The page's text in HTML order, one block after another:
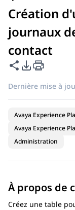
Création
journaux
contact
Partager cette
Options
Dernière mise à
Avaya Experience
Avaya Experience
Administration
À propos de
Créez une table